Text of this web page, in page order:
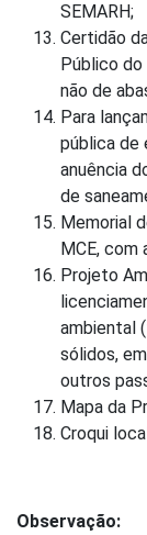
SEMARH;
Certidão
Público
não de
Para
pública de
anuência
de
Memorial
MCE, com
Projeto
ambiental
sólidos,
outros
Mapa da
Croqui
Observação: